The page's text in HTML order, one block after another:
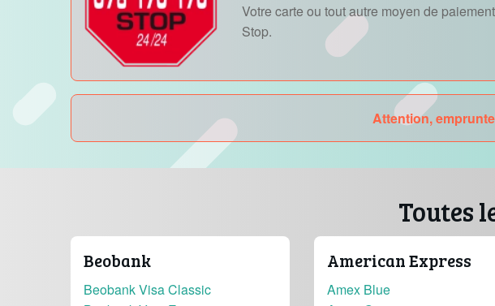
Votre carte ou tout autre moyen de
Stop.
Attention,
Toutes
Beobank
Beobank Visa Classic
American Express
Amex Blue